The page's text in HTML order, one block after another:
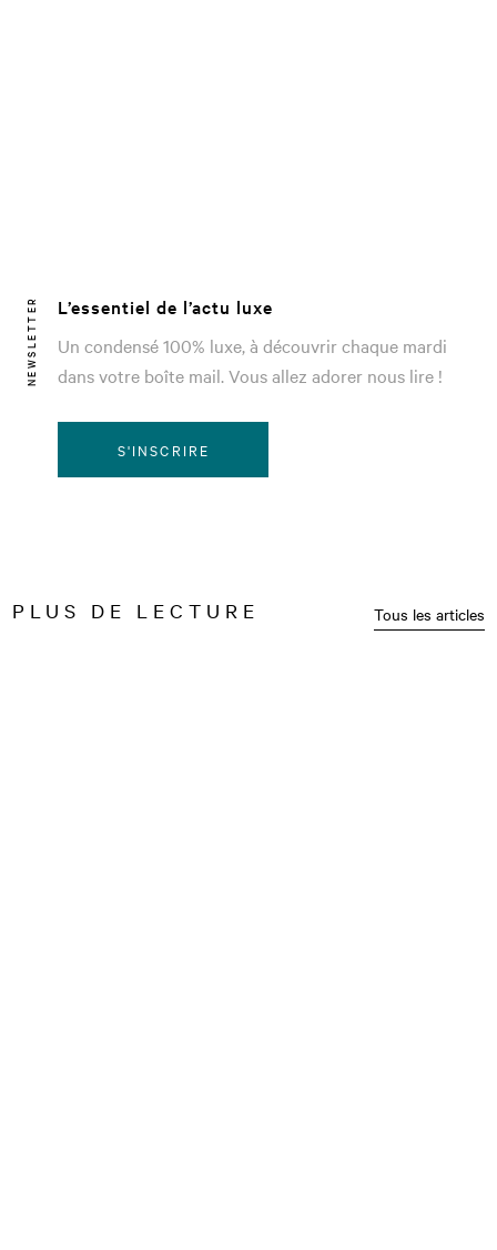
NEWSLETTER
L’essentiel de l’actu luxe
Un condensé 100% luxe, à découvrir chaque mardi
dans votre boîte mail. Vous allez adorer nous lire !
S'INSCRIRE
PLUS DE LECTURE Tous les articles